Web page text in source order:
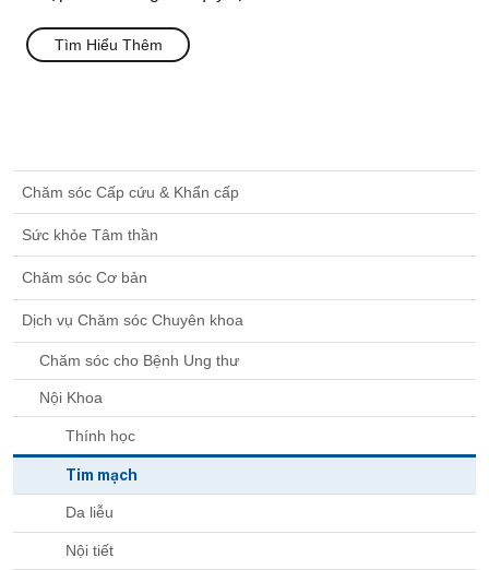
Chăm sóc Cấp cứu & Khẩn cấp
Sức khỏe Tâm thần
Chăm sóc Cơ bản
Dịch vụ Chăm sóc Chuyên khoa
Chăm sóc cho Bệnh Ung thư
Nội Khoa
Thính học
Tim mạch
Da liễu
Nội tiết
Tìm Hiểu Thêm